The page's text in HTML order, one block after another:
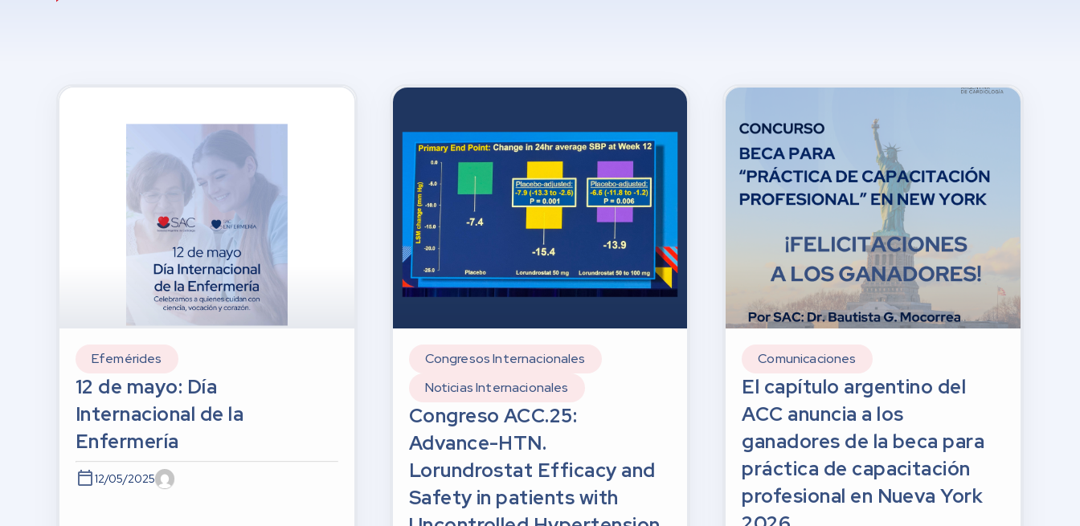
Efemérides
12 de mayo: Día
Internacional de la
Enfermería
12/05/2025
Congresos Internacionales
Noticias Internacionales
Congreso ACC.25:
Advance-HTN.
Lorundrostat Efficacy and
Safety in patients with
Comunicaciones
El capítulo argentino del
ACC anuncia a los
ganadores de la beca para
práctica de capacitación
profesional en Nueva York